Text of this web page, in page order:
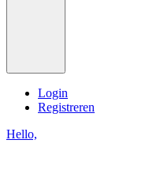
Login
Registreren
Hello,